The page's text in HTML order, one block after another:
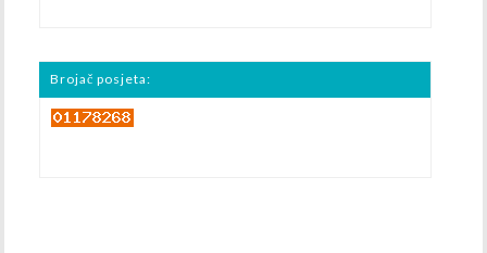
Brojač posjeta: